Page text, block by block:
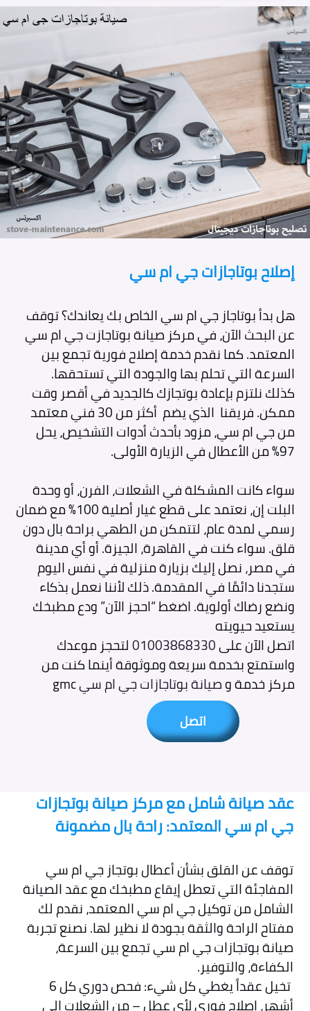
إصلاح بوتاجازات جي ام سي
هل بدأ بوتاجاز جي ام سي الخاص بك يعاندك؟ توقف
عن البحث الآن، في مركز صيانة بوتاجازت جي ام سي
المعتمد. كما نقدم خدمة إصلاح فورية تجمع بين
السرعة التي تحلم بها والجودة التي تستحقها.
كذلك نلتزم بإعادة بوتجازك كالجديد في أقصر وقت
ممكن. فريقنا الذي يضم أكثر من 30 فني معتمد
من جي ام سي، مزود بأحدث أدوات التشخيص، يحل
97% من الأعطال في الزيارة الأولى.
سواء كانت المشكلة في الشعلات، الفرن، أو وحدة
البلت إن، نعتمد على قطع غيار أصلية 100% مع ضمان
رسمي لمدة عام، لتتمكن من الطهي براحة بال دون
قلق. سواء كنت في القاهرة، الجيزة. أو أي مدينة
في مصر، نصل إليك بزيارة منزلية في نفس اليوم
ستجدنا دائمًا في المقدمة. ذلك لأننا نعمل بذكاء
ونضع رضاك أولوية. اضغط “احجز الآن” ودع مطبخك
يستعيد حيويته
اتصل الآن على01003868330لتحجز موعدك
واستمتع بخدمة سريعة وموثوقة أينما كنت من
مركز خدمة وصيانة بوتاجازات جي ام سيgmc
اتصل
عقد صيانة شامل مع مركز صيانة بوتجازات
جي ام سي المعتمد: راحة بال مضمونة
توقف عن القلق بشأن أعطال بوتجاز جي ام سي
المفاجئة التي تعطل إيقاع مطبخك مع عقد الصيانة
الشامل من توكيل جي ام سي المعتمد، نقدم لك
مفتاح الراحة والثقة بجودة لا نظير لها. نصنع تجربة
صيانة بوتجازات جي ام سي تجمع بين السرعة،
الكفاءة، والتوفير.
تخيل عقداً يغطي كل شيء: فحص دوري كل 6
أشهر، إصلاح فوري لأي عطل – من الشعلات إلى